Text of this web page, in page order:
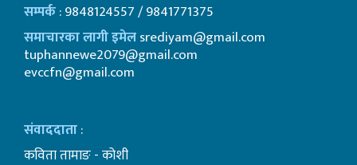
सम्पर्क: 9848124557 / 9841771375
समाचारका लागी इमेलsrediyam@gmail.com
tuphannewe2079@gmail.com
evccfn@gmail.com
संवाददाता:
कविता तामाङ - कोशी